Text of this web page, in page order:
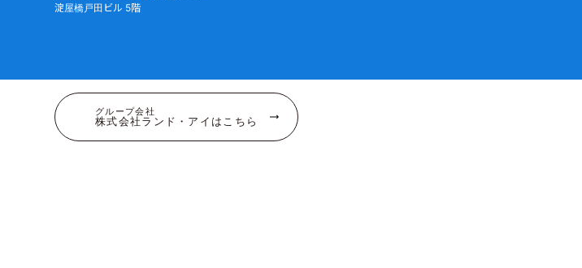
淀屋橋戸田ビル 5階
グループ会社
株式会社ランド・アイはこちら